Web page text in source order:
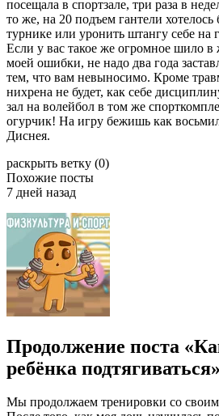
посещала в спортзале, три раза в
то же, на 20 подъем гантели хотелось
турнике или уронить штангу себе на
Если у вас такое же огромное шило
моей ошибки, не надо два года
тем, что вам невыносимо. Кроме
нихрена не будет, как себе
зал на волейбол в том же
огурчик! На игру бежишь как
Диснея.
раскрыть ветку (0)
Похожие посты
7 дней назад
Продолжение поста
ребёнка подтягиваться»⁠ ⁠
Мы продолжаем тренировки со